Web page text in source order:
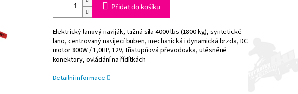
Přidat do košíku
Elektrický lanový naviják, tažná síla 4000 lbs (1800 kg), syntetické
lano, centrovaný navíjecí buben, mechanická i dynamická brzda, DC
motor 800W / 1,0HP, 12V, třístupňová převodovka, utěsněné
konektory, ovládání na řídítkách
Detailní informace